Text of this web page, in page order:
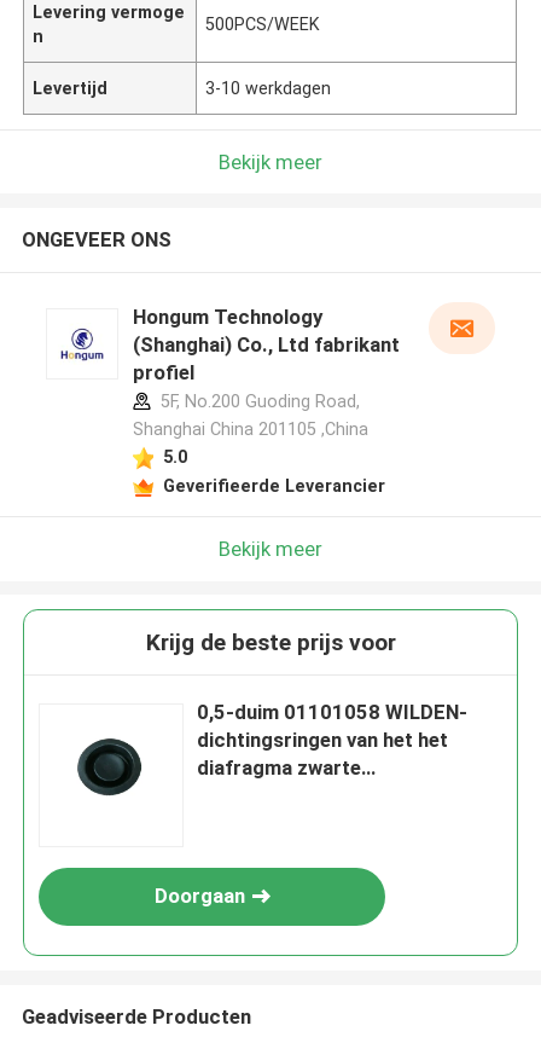
Levering vermoge
n
500PCS/WEEK
Levertijd 3-10 werkdagen
Bekijk meer
ONGEVEER ONS
Hongum Technology
(Shanghai) Co., Ltd fabrikant
profiel
5F, No.200 Guoding Road,
Shanghai China 201105 ,China
5.0
Geverifieerde Leverancier
Bekijk meer
Krijg de beste prijs voor
0,5-duim 01101058 WILDEN-
dichtingsringen van het het
diafragma zwarte
Doorgaan
Geadviseerde Producten